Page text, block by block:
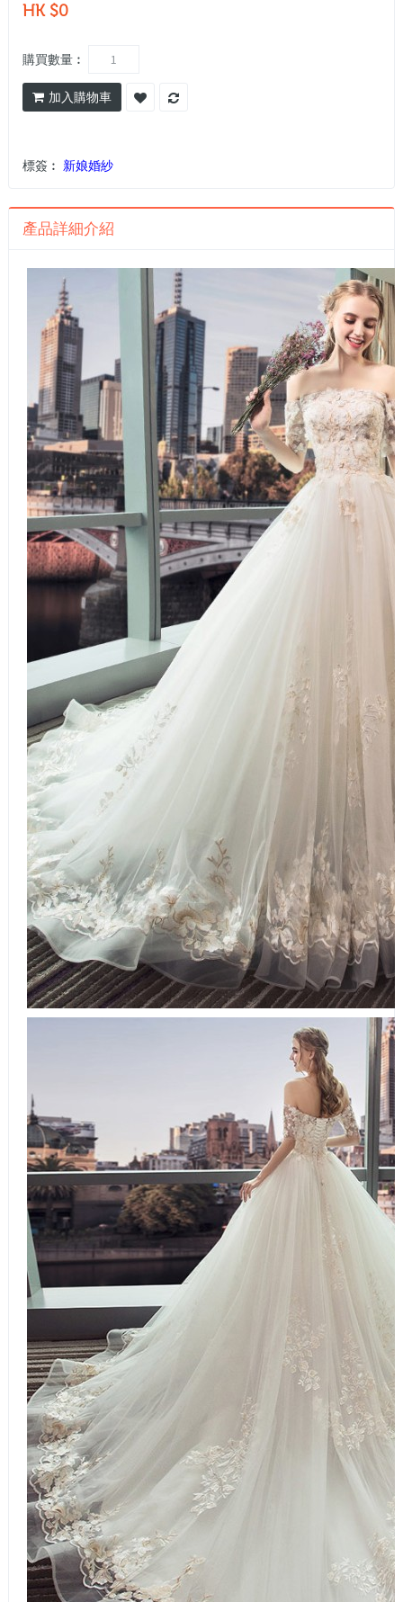
HK $0
購買數量︰
加入購物車
標簽︰ 新娘婚紗
產品詳細介紹